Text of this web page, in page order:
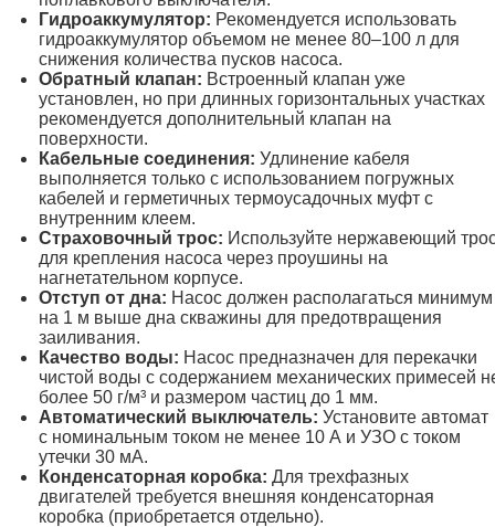
Гидроаккумулятор: Рекомендуется использовать
гидроаккумулятор объемом не менее 80–100 л для
снижения количества пусков насоса.
Обратный клапан: Встроенный клапан уже
установлен, но при длинных горизонтальных участках
рекомендуется дополнительный клапан на
поверхности.
Кабельные соединения: Удлинение кабеля
выполняется только с использованием погружных
кабелей и герметичных термоусадочных муфт с
внутренним клеем.
Страховочный трос: Используйте нержавеющий
для крепления насоса через проушины на
нагнетательном корпусе.
Отступ от дна: Насос должен располагаться минимум
на 1 м выше дна скважины для предотвращения
заиливания.
Качество воды: Насос предназначен для перекачки
чистой воды с содержанием механических примесей
более 50 г/м³ и размером частиц до 1 мм.
Автоматический выключатель: Установите автомат
с номинальным током не менее 10 А и УЗО с током
утечки 30 мА.
Конденсаторная коробка: Для трехфазных
двигателей требуется внешняя конденсаторная
коробка (приобретается отдельно).